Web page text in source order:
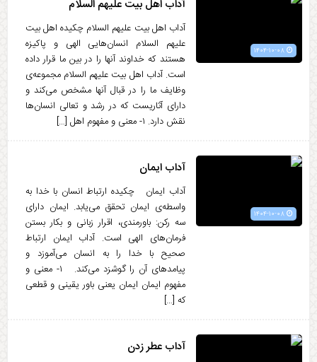
آداب اهل بیت علیهم السلام
آداب اهل بیت علیهم السلام چکیده اهل بیت
علیهم السلام انسان‌هایی الهی و پاکیزه
هستند که خداوند آنها را در بین ما قرار داده
است. آداب اهل بیت علیهم السلام مجموعه‌ی
وظایف ما را در قبال آنها مشخص می‌کند و
دارای آثاریست که در رشد و تعالی انسان‌ها
نقش دارد. ۱- معنی و مفهوم اهل […]
آداب ایمان
آداب ایمان چکیده ارتباط انسان با خدا به
واسطه‌ی ایمان تحقق می‌یابد. ایمان دارای
سه رکن: باورمندی، اقرار زبانی و بکار بستن
فرمان‌های الهی است. آداب ایمان ارتباط
صحیح با خدا را به انسان می‌آموزد و
پیامدهای آن را گوشزد می‌کند. ۱- معنی و
مفهوم ایمان ایمان یعنی باور یقینی و قطعی
که […]
آداب عطر زدن